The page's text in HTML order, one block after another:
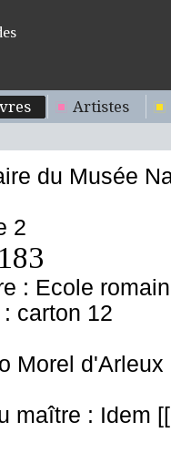
Artistes
du Musée
2
: Ecole
carton 12
Morel d'Arleux
maître : Idem